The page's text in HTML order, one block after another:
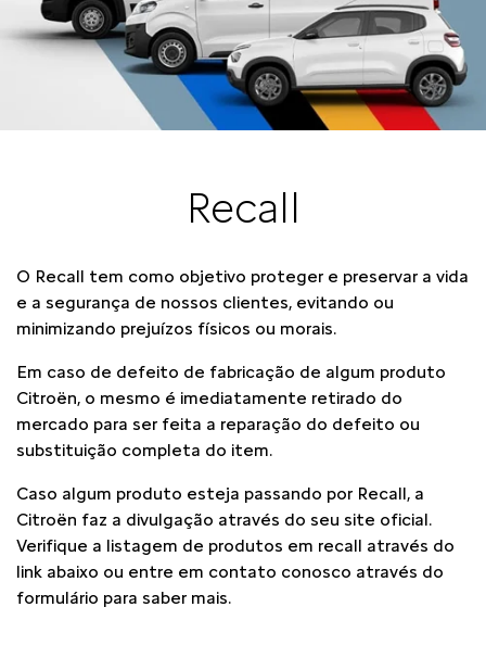
Recall
O Recall tem como objetivo proteger e preservar a vida
e a segurança de nossos clientes, evitando ou
minimizando prejuízos físicos ou morais.
Em caso de defeito de fabricação de algum produto
Citroën, o mesmo é imediatamente retirado do
mercado para ser feita a reparação do defeito ou
substituição completa do item.
Caso algum produto esteja passando por Recall, a
Citroën faz a divulgação através do seu site oficial.
Verifique a listagem de produtos em recall através do
link abaixo ou entre em contato conosco através do
formulário para saber mais.